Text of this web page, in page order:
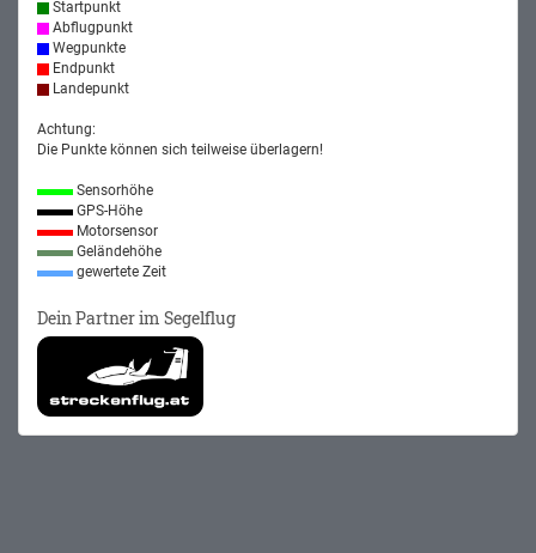
Startpunkt
Abflugpunkt
Wegpunkte
Endpunkt
Landepunkt
Achtung:
Die Punkte können sich teilweise überlagern!
Sensorhöhe
GPS-Höhe
Motorsensor
Geländehöhe
gewertete Zeit
Dein Partner im Segelflug